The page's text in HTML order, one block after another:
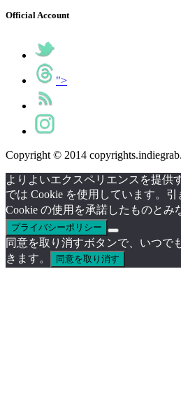
Official Account
">
Copyright © 2014
よりよいエクスペリエンスを提供
では Cookie を使用しています。引
Cookie の使用を承諾したものとみ
プライバシーポリシー
同意を取り消すボタンで、いつで
きます。
同意を取り消す